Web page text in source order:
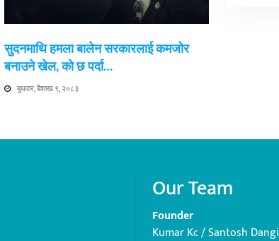
सुदनमाथि हमला बालेन सरकारलाई कमजोर
बनाउने खेल, को छ पर्दा…
बुधवार, बैशाख ९, २०८३
Our Team
Founder
Kumar Kc / Santosh Dangi